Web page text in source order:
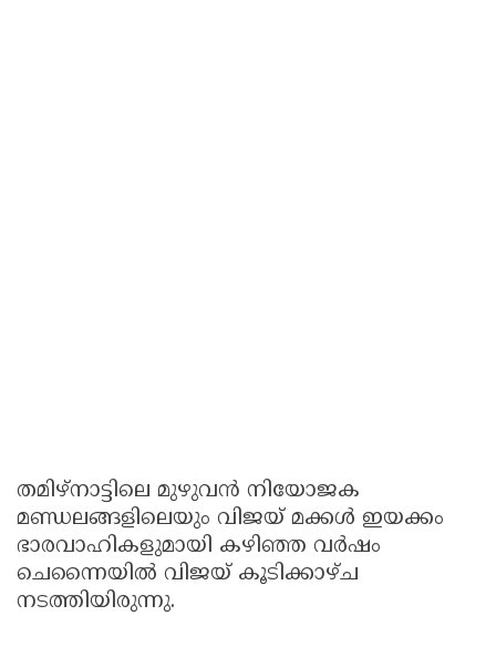
തമിഴ്നാട്ടിലെ മുഴുവൻ നിയോജക
മണ്ഡലങ്ങളിലെയും വിജയ് മക്കള്‍ ഇയക്കം
ഭാരവാഹികളുമായി കഴിഞ്ഞ വർഷം
ചെന്നൈയിൽ വിജയ് കൂടിക്കാഴ്ച
നടത്തിയിരുന്നു.